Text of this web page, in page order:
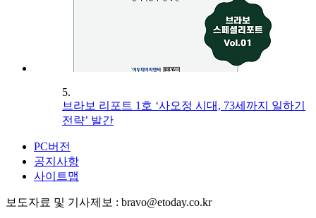
5.
브라보 리포트 1호 ‘사오정 시대, 73세까지 일하기
전략’ 발간
PC버전
공지사항
사이트맵
보도자료 및 기사제보 : bravo@etoday.co.kr